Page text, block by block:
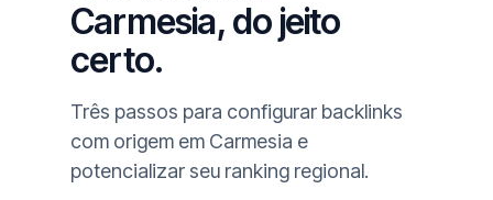
Carmesia, do jeito
certo.
Três passos para configurar backlinks
com origem em Carmesia e
potencializar seu ranking regional.